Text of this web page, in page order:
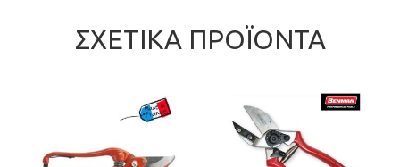
ΣΧΕΤΙΚΆ ΠΡΟΪΌΝΤΑ